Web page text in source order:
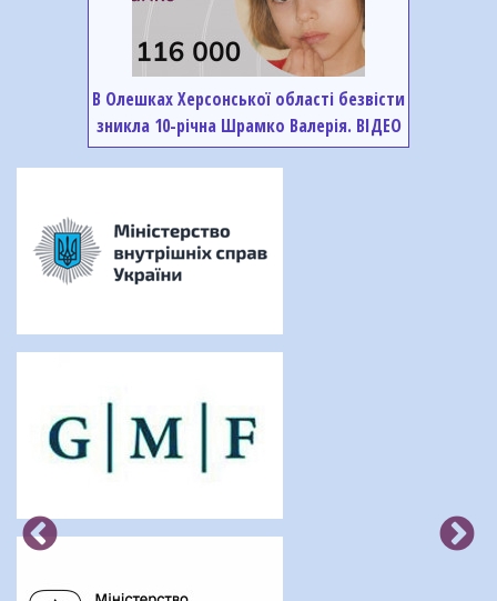
В Олешках Херсонської області безвісти
зникла 10-річна Шрамко Валерія. ВІДЕО